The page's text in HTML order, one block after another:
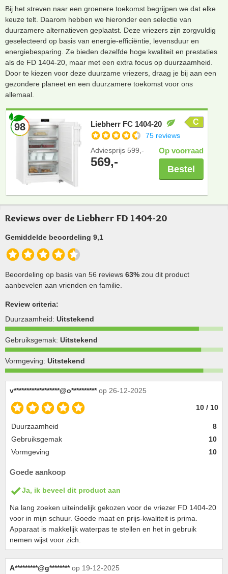
Bij het streven naar een groenere toekomst begrijpen we dat elke
keuze telt. Daarom hebben we hieronder een selectie van
duurzamere alternatieven geplaatst. Deze vriezers zijn zorgvuldig
geselecteerd op basis van energie-efficiëntie, levensduur en
energiebesparing. Ze bieden dezelfde hoge kwaliteit en prestaties
als de FD 1404-20, maar met een extra focus op duurzaamheid.
Door te kiezen voor deze duurzame vriezers, draag je bij aan een
gezondere planeet en een duurzamere toekomst voor ons
allemaal.
98 Liebherr FC 1404-20 C
75 reviews
Adviesprijs 599,-
569,-
Op voorraad
Bestel
Reviews over de Liebherr FD 1404-20
Gemiddelde beoordeling 9,1
Beoordeling op basis van 56 reviews 63% zou dit product
aanbevelen aan vrienden en familie.
Review criteria:
Duurzaamheid: Uitstekend
Gebruiksgemak: Uitstekend
Vormgeving: Uitstekend
v******************@o********** op 26-12-2025
10 / 10
Duurzaamheid
8
Gebruiksgemak
10
Vormgeving
10
Goede aankoop
Ja, ik beveel dit product aan
Na lang zoeken uiteindelijk gekozen voor de vriezer FD 1404-20
voor in mijn schuur. Goede maat en prijs-kwaliteit is prima.
Apparaat is makkelijk waterpas te stellen en het in gebruik
nemen wijst voor zich.
A*********@g******** op 19-12-2025